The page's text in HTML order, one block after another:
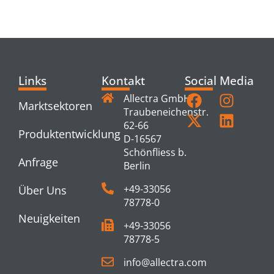
Links
Marktsektoren
Produktentwicklung
Anfrage
Über Uns
Neuigkeiten
Kontakt
Allectra GmbH
Traubeneichenstr.
62-66
D-16567
Schönfliess b.
Berlin
+49-33056
78778-0
+49-33056
78778-5
info@allectra.com
Social Media